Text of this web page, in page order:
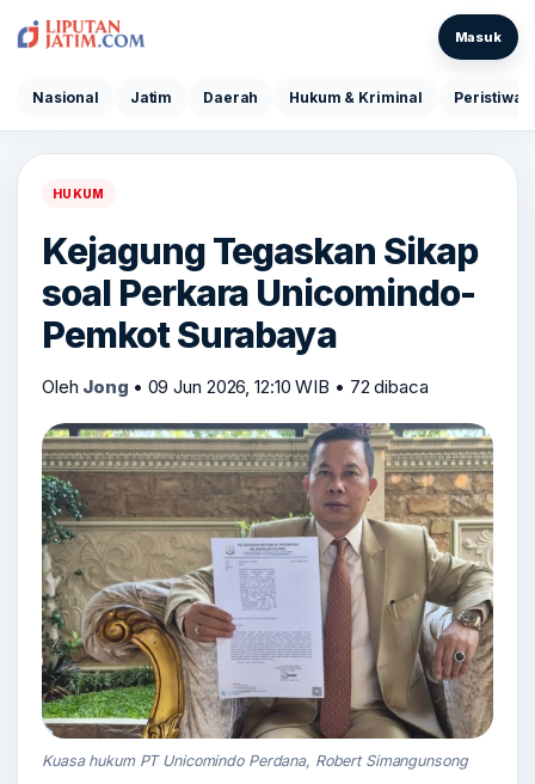
Nasional Jatim Daerah Hukum & Kriminal Peristiwa
Masuk
HUKUM
Kejagung Tegaskan Sikap
soal Perkara Unicomindo-
Pemkot Surabaya
Oleh Jong • 09 Jun 2026, 12:10 WIB • 72 dibaca
Kuasa hukum PT Unicomindo Perdana, Robert Simangunsong